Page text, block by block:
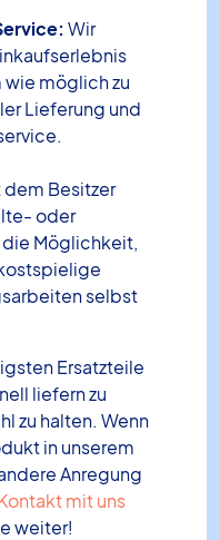
Wir
wie möglich zu
Lieferung und
Besitzer
oder
Möglichkeit,
selbst
Ersatzteile
liefern zu
zu halten. Wenn
in unserem
Anregung
mit uns
weiter!